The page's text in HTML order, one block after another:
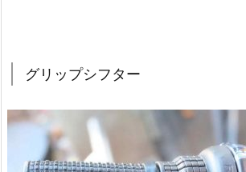
グリップシフター